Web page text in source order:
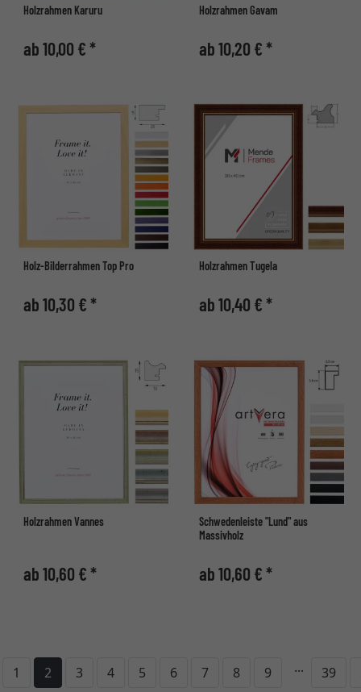
Holzrahmen Karuru
ab 10,00 € *
Holzrahmen Gavam
ab 10,20 € *
Holz-Bilderrahmen Top Pro
ab 10,30 € *
Holzrahmen Tugela
ab 10,40 € *
Holzrahmen Vannes
ab 10,60 € *
Schwedenleiste "Lund" aus
Massivholz
ab 10,60 € *
1 2 3 4 5 6 7 8 9 ... 39